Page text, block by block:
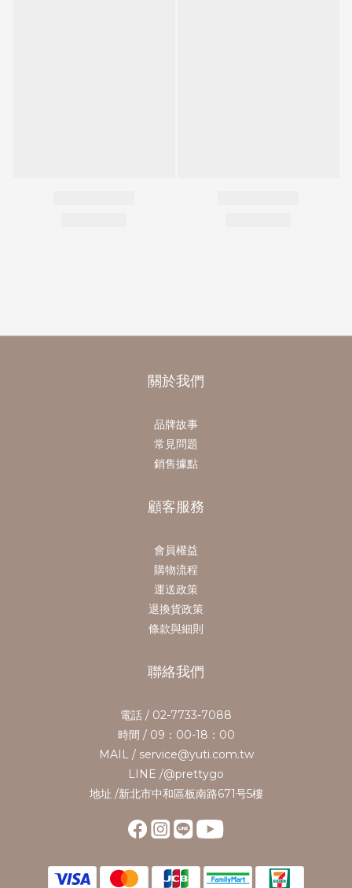
關於我們
品牌故事
常見問題
銷售據點
顧客服務
會員權益
購物流程
運送政策
退換貨政策
條款與細則
聯絡我們
電話 / 02-7733-7088
時間 / 09：00-18：00
MAIL / service@yuti.com.tw
LINE /@prettygo
地址 /新北市中和區板南路671号5樓